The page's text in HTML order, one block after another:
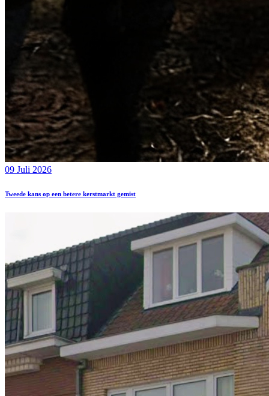
09 Juli 2026
Tweede kans op een betere kerstmarkt gemist